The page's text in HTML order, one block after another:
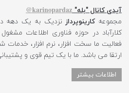
آیدی کانال "بله" karinopardaz@
مجموعهکارینوپرداز نزدیک به یک دهه
کلارآباد در حوزه فناوری اطلاعات
فعالیت ما سخت افزار، نرم افزار، خدمات
ارتقا می باشد. ما با یک تیم قوی و
اطلاعات بیشتر